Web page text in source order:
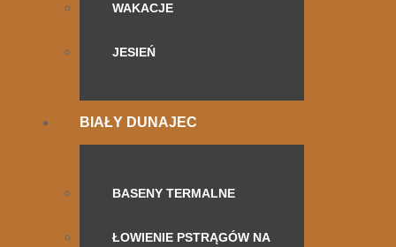
WAKACJE
JESIEŃ
BIAŁY DUNAJEC
BASENY TERMALNE
ŁOWIENIE PSTRĄGÓW NA